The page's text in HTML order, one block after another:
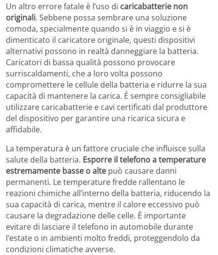
Un altro errore fatale è l’uso di caricabatterie non
originali. Sebbene possa sembrare una soluzione
comoda, specialmente quando si è in viaggio e si è
dimenticato il caricatore originale, questi dispositivi
alternativi possono in realtà danneggiare la batteria.
Caricatori di bassa qualità possono provocare
surriscaldamenti, che a loro volta possono
compromettere le cellule della batteria e ridurre la sua
capacità di mantenere la carica. È sempre consigliabile
utilizzare caricabatterie e cavi certificati dal produttore
del dispositivo per garantire una ricarica sicura e
affidabile.
La temperatura è un fattore cruciale che influisce sulla
salute della batteria. Esporre il telefono a temperature
estremamente basse o alte può causare danni
permanenti. Le temperature fredde rallentano le
reazioni chimiche all’interno della batteria, riducendo la
sua capacità di carica, mentre il calore eccessivo può
causare la degradazione delle celle. È importante
evitare di lasciare il telefono in automobile durante
l’estate o in ambienti molto freddi, proteggendolo da
condizioni climatiche avverse.